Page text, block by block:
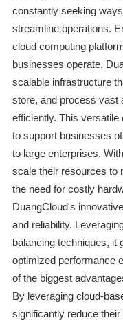
constantly seeking
streamline operations.
cloud computing
businesses operate.
scalable infrastructure
store, and process vast
efficiently. This
to support businesses
to large enterprises.
scale their resources to
the need for costly
DuangCloud's
and reliability.
balancing techniques, it
optimized performance
of the biggest
By leveraging cloud-
significantly reduce